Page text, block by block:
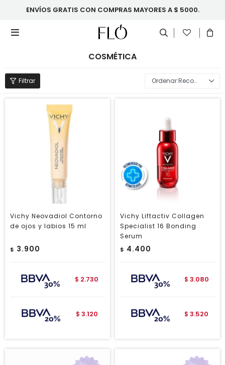
ENVÍOS GRATIS CON COMPRAS MAYORES A $ 5000.

COSMÉTICA
Recomendados
Vichy Neovadiol Contorno
de ojos y labios 15 ml
$ 3.900
$ 2.730
$ 3.120
Vichy Liftactiv Collagen
Specialist 16 Bonding
Serum
$ 4.400
$ 3.080
$ 3.520